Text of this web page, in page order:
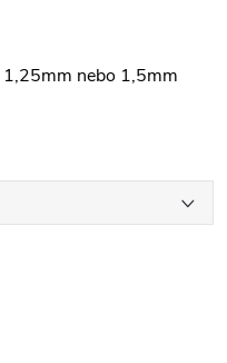
1,25mm nebo 1,5mm